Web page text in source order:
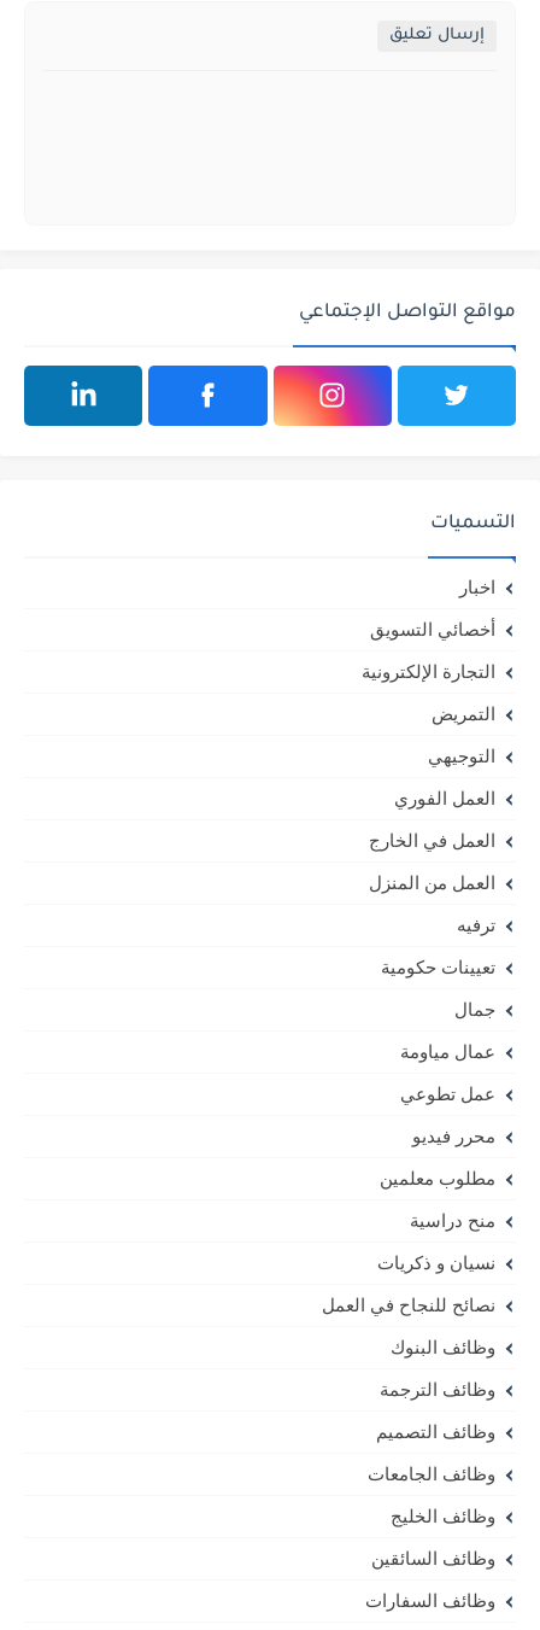
إرسال تعليق
مواقع التواصل الإجتماعي
التسميات
اخبار
أخصائي التسويق
التجارة الإلكترونية
التمريض
التوجيهي
العمل الفوري
العمل في الخارج
العمل من المنزل
ترفيه
تعيينات حكومية
جمال
عمال مياومة
عمل تطوعي
محرر فيديو
مطلوب معلمين
منح دراسية
نسيان و ذكريات
نصائح للنجاح في العمل
وظائف البنوك
وظائف الترجمة
وظائف التصميم
وظائف الجامعات
وظائف الخليج
وظائف السائقين
وظائف السفارات